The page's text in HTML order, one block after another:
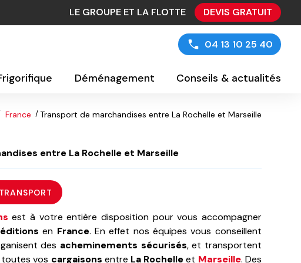
LE GROUPE ET LA FLOTTE DEVIS GRATUIT
04 13 10 25 40
Déménagement Conseils & actualités
France Transport de marchandises entre La Rochelle et Marseille
entre La Rochelle et Marseille
est à votre entière disposition pour vous accompagner
en France. En effet nos équipes vous conseillent
des acheminements sécurisés, et transportent
vos cargaisons entre La Rochelleet Marseille. Des